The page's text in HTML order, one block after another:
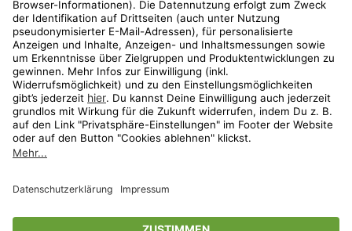
Travel